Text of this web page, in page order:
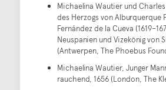
Michaelina Wautier und
des Herzogs von Alburquerque
Fernández de la Cueva
Neuspanien und Vizekönig von
(Antwerpen, The Phoebus
Michaelina Wautier, Junger
rauchend, 1656 (London, The